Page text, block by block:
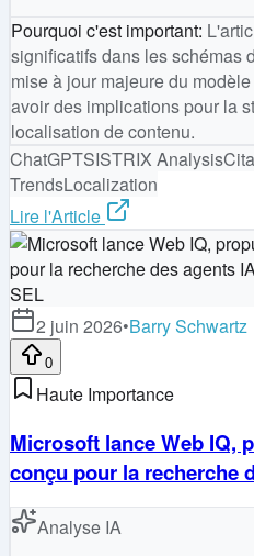
Pourquoi c'est important:
significatifs dans les schémas
mise à jour majeure du
avoir des implications pour la
localisation de contenu.
ChatGPTSISTRIX Analysis
TrendsLocalization
Lire l'Article
SEL
2 juin 2026•Barry Schwartz
0
Haute Importance
Microsoft lance Web IQ,
conçu pour la recherche
Analyse IA